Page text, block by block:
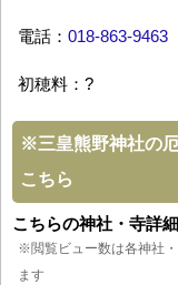
電話： 018-863-9463
初穂料：?
※三皇熊野神社の
こちら
こちらの神社・寺詳
※閲覧ビュー数は各神社
ます